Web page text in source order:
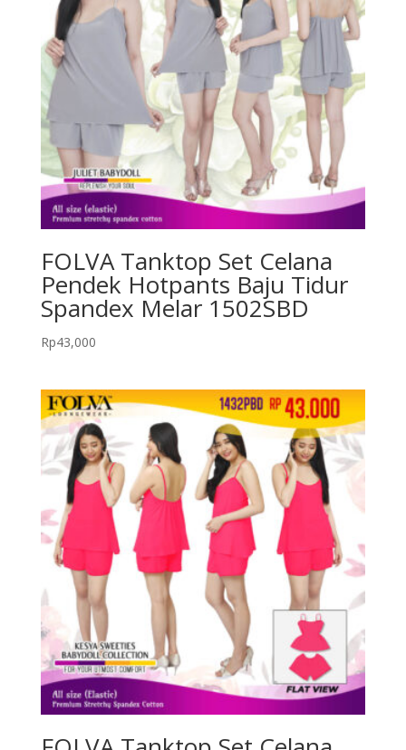
FOLVA Tanktop Set Celana
Pendek Hotpants Baju Tidur
Spandex Melar 1502SBD
Rp43,000